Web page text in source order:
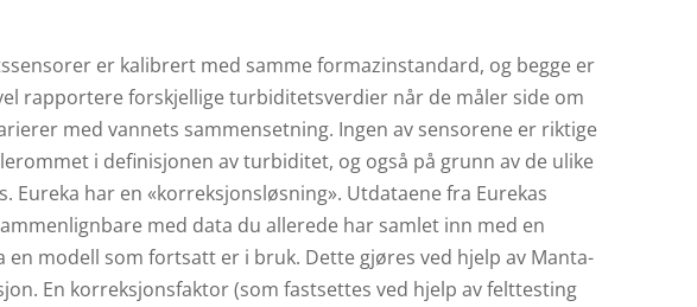
er kalibrert med samme formazinstandard, og begge er
rapportere forskjellige turbiditetsverdier når de måler side om
med vannets sammensetning. Ingen av sensorene er riktige
i definisjonen av turbiditet, og også på grunn av de ulike
har en «korreksjonsløsning». Utdataene fra Eurekas
med data du allerede har samlet inn med en
modell som fortsatt er i bruk. Dette gjøres ved hjelp av Manta-
En korreksjonsfaktor (som fastsettes ved hjelp av felttesting